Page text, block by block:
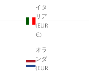
イタ
リア
(EUR
€)
オラ
ンダ
(EUR